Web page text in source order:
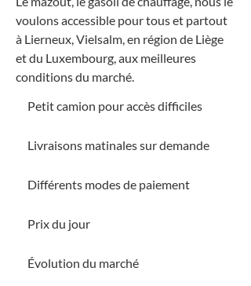
voulons accessible pour tous et partout
à Lierneux, Vielsalm, en région de Liège
et du Luxembourg, aux meilleures
conditions du marché.
Petit camion pour accès difficiles
Livraisons matinales sur demande
Différents modes de paiement
Prix du jour
Évolution du marché